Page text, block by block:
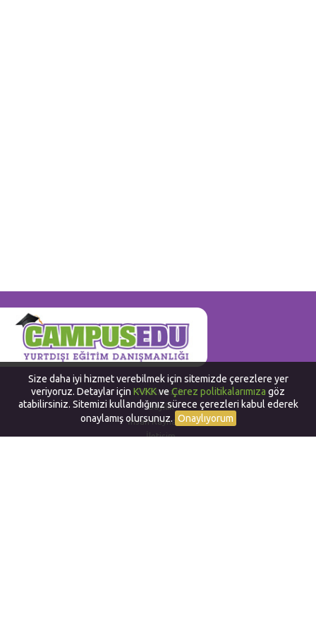
Hakkımızda
Bayilik
İnsan Kaynakları
İletişim
Size daha iyi hizmet verebilmek için sitemizde çerezlere yer
veriyoruz. Detaylar için KVKKveÇerez politikalarımıza göz
atabilirsiniz. Sitemizi kullandığınız sürece çerezleri kabul ederek
onaylamış olursunuz. Onaylıyorum